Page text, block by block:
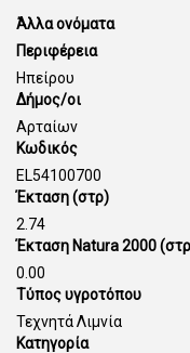
Άλλα ονόματα
Περιφέρεια
Ηπείρου
Δήμος/οι
Αρταίων
Κωδικός
EL54100700
Έκταση (στρ)
2.74
Έκταση Natura 2000
0.00
Τύπος υγροτόπου
Τεχνητά Λιμνία
Κατηγορία